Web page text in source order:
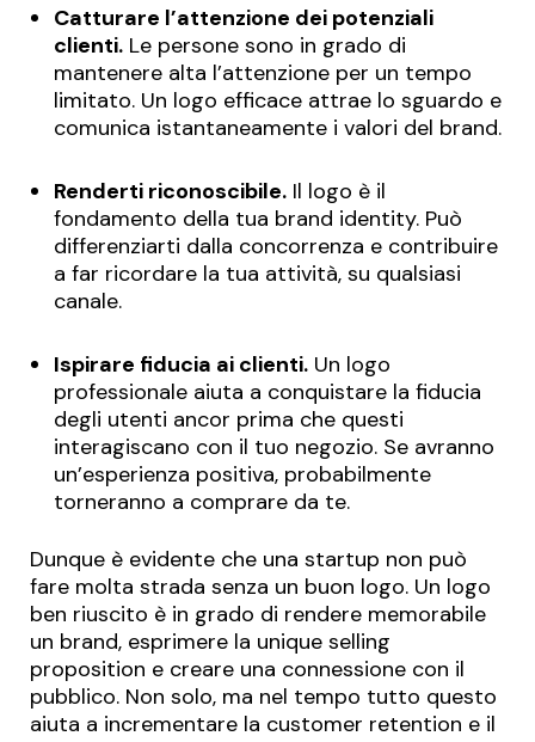
Catturare l’attenzione dei potenziali
clienti. Le persone sono in grado di
mantenere alta l’attenzione per un tempo
limitato. Un logo efficace attrae lo sguardo e
comunica istantaneamente i valori del brand.
Renderti riconoscibile. Il logo è il
fondamento della tua brand identity. Può
differenziarti dalla concorrenza e contribuire
a far ricordare la tua attività, su qualsiasi
canale.
Ispirare fiducia ai clienti. Un logo
professionale aiuta a conquistare la fiducia
degli utenti ancor prima che questi
interagiscano con il tuo negozio. Se avranno
un’esperienza positiva, probabilmente
torneranno a comprare da te.
Dunque è evidente che una startup non può
fare molta strada senza un buon logo. Un logo
ben riuscito è in grado di rendere memorabile
un brand, esprimere la unique selling
proposition e creare una connessione con il
pubblico. Non solo, ma nel tempo tutto questo
aiuta a incrementare la customer retention e il